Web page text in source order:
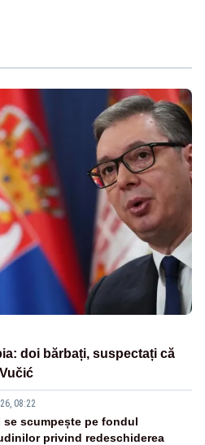
doi bărbați, suspectați că
08:22
se scumpește pe fondul
privind redeschiderea